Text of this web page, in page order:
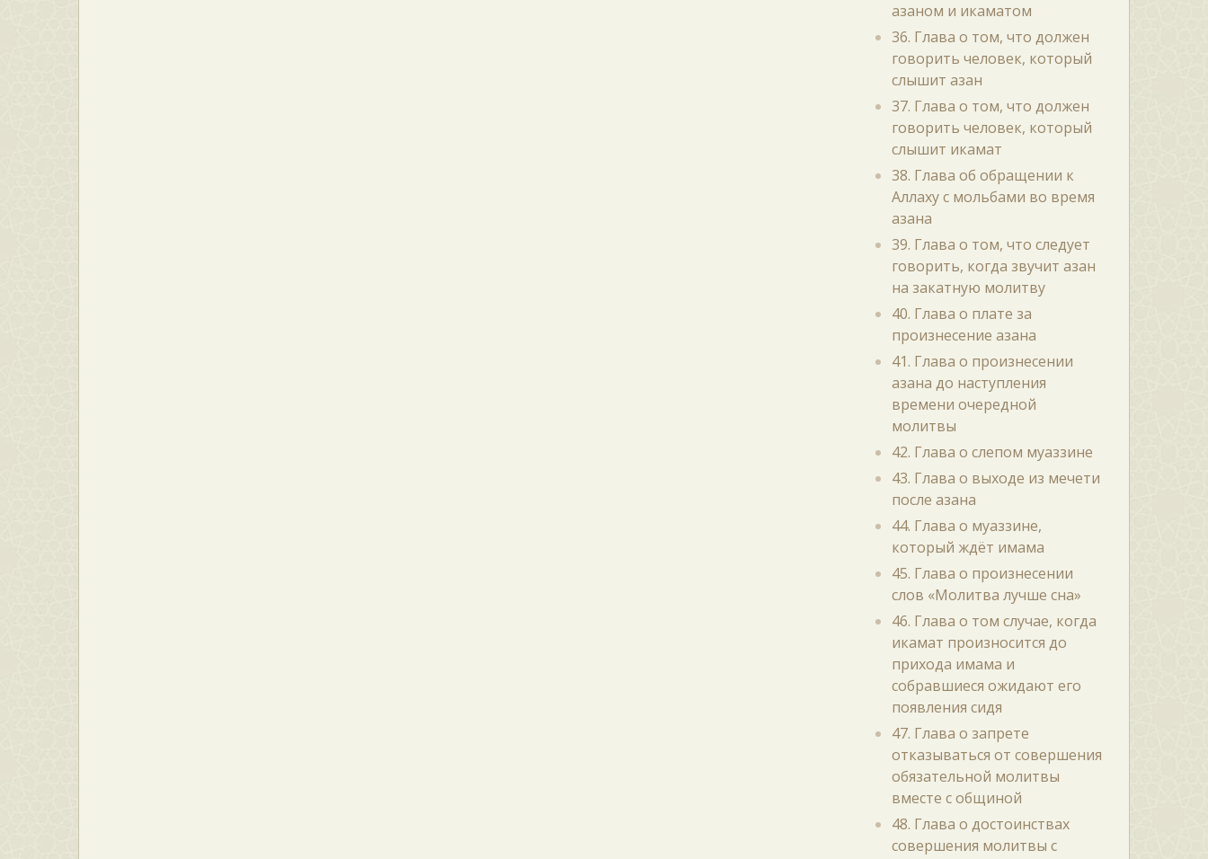
азаном и икаматом
36. Глава о том, что должен
говорить человек, который
слышит азан
37. Глава о том, что должен
говорить человек, который
слышит икамат
38. Глава об обращении к
Аллаху с мольбами во время
азана
39. Глава о том, что следует
говорить, когда звучит азан
на закатную молитву
40. Глава о плате за
произнесение азана
41. Глава о произнесении
азана до наступления
времени очередной
молитвы
42. Глава о слепом муаззине
43. Глава о выходе из мечети
после азана
44. Глава о муаззине,
который ждёт имама
45. Глава о произнесении
слов «Молитва лучше сна»
46. Глава о том случае, когда
икамат произносится до
прихода имама и
собравшиеся ожидают его
появления сидя
47. Глава о запрете
отказываться от совершения
обязательной молитвы
вместе с общиной
48. Глава о достоинствах
совершения молитвы с